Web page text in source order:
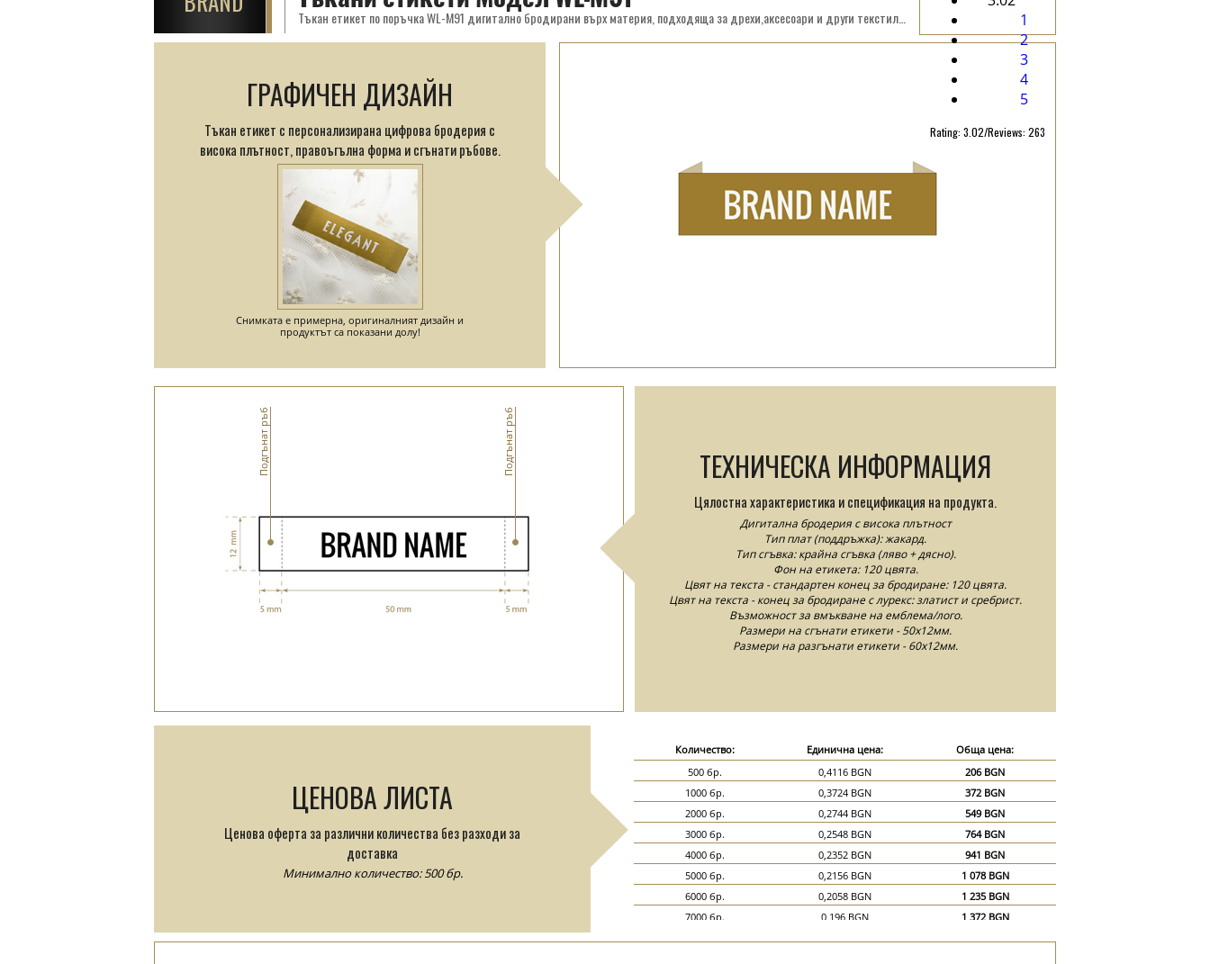
1
2
3
4
5
Rating: 3.02/Reviews: 263
ГРАФИЧЕН ДИЗАЙН
Тъкан етикет с персонализирана цифрова бродерия с
висока плътност, правоъгълна форма и сгънати ръбове.
Снимката е примерна, оригиналният дизайн и
продуктът са показани долу!
ТЕХНИЧЕСКА ИНФОРМАЦИЯ
Цялостна характеристика и спецификация на продукта.
Дигитална бродерия с висока плътност
Тип плат (поддръжка): жакард.
Тип сгъвка: крайна сгъвка (ляво + дясно).
Фон на етикета: 120 цвята.
Цвят на текста - стандартен конец за бродиране: 120 цвята.
Цвят на текста - конец за бродиране с лурекс: златист и сребрист.
Възможност за вмъкване на емблема/лого.
Размери на сгънати етикети - 50x12мм.
Размери на разгънати етикети - 60x12мм.
Подгънат ръб Подгънат ръб
ЦЕНОВА ЛИСТА
Ценова оферта за различни количества без разходи за
доставка
Минимално количество: 500 бр.
Количество: Единична цена:
Обща цена:
500 бр.
0,4116 BGN
206 BGN
1000 бр.
0,3724 BGN
372 BGN
2000 бр.
0,2744 BGN
549 BGN
3000 бр.
0,2548 BGN
764 BGN
4000 бр.
0,2352 BGN
941 BGN
5000 бр.
0,2156 BGN
1 078 BGN
6000 бр.
0,2058 BGN
1 235 BGN
7000 бр.
0,196 BGN
1 372 BGN